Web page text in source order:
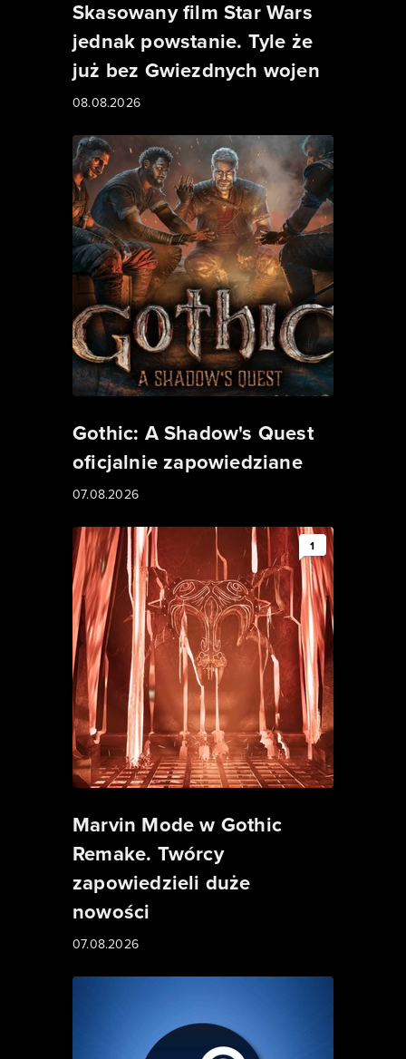
Skasowany film Star Wars
jednak powstanie. Tyle że
już bez Gwiezdnych wojen
08.08.2026
Gothic: A Shadow's Quest
oficjalnie zapowiedziane
07.08.2026
1
Marvin Mode w Gothic
Remake. Twórcy
zapowiedzieli duże
nowości
07.08.2026